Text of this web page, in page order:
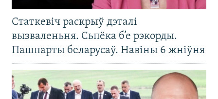
Статкевіч раскрыў дэталі
вызваленьня. Сьпёка б’е рэкорды.
Пашпарты беларусаў. Навіны 6 жніўня